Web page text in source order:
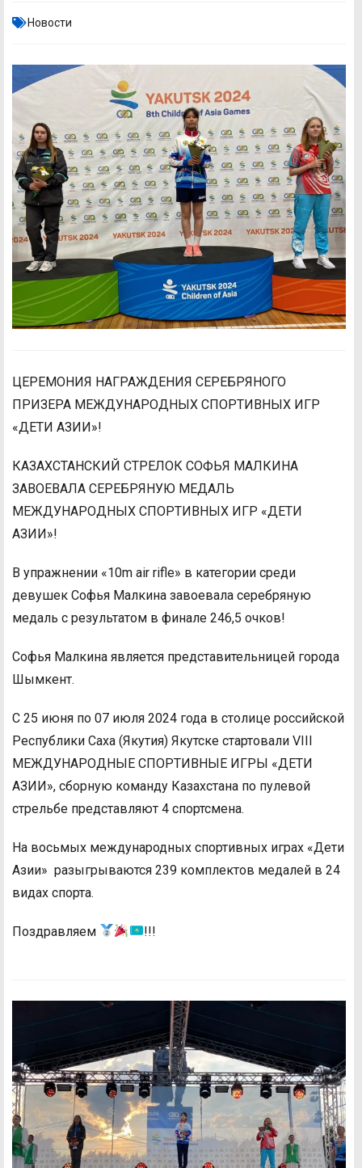
Новости
ЦЕРЕМОНИЯ НАГРАЖДЕНИЯ СЕРЕБРЯНОГО
ПРИЗЕРА МЕЖДУНАРОДНЫХ СПОРТИВНЫХ ИГР
«ДЕТИ АЗИИ»!
КАЗАХСТАНСКИЙ СТРЕЛОК СОФЬЯ МАЛКИНА
ЗАВОЕВАЛА СЕРЕБРЯНУЮ МЕДАЛЬ
МЕЖДУНАРОДНЫХ СПОРТИВНЫХ ИГР «ДЕТИ
АЗИИ»!
В упражнении «10m air rifle» в категории среди
девушек Софья Малкина завоевала серебряную
медаль с результатом в финале 246,5 очков!
Софья Малкина является представительницей города
Шымкент.
С 25 июня по 07 июля 2024 года в столице российской
Республики Саха (Якутия) Якутске стартовали VIII
МЕЖДУНАРОДНЫЕ СПОРТИВНЫЕ ИГРЫ «ДЕТИ
АЗИИ», сборную команду Казахстана по пулевой
стрельбе представляют 4 спортсмена.
На восьмых международных спортивных играх «Дети
Азии» разыгрываются 239 комплектов медалей в 24
видах спорта.
Поздравляем !!!